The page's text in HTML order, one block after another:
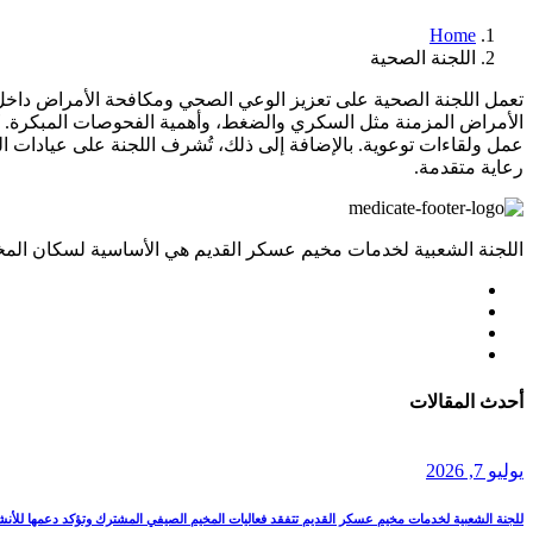
Home
اللجنة الصحية
تعمل اللجنة الصحية على تعزيز الوعي الصحي ومكافحة الأمراض
الأمراض المزمنة مثل السكري والضغط، وأهمية الفحوصات
عمل ولقاءات توعوية. بالإضافة إلى ذلك، تُشرف اللجنة على عيادات
رعاية متقدمة.
اللجنة الشعبية لخدمات مخيم عسكر القديم هي الأساسية لسكان
أحدث المقالات
يوليو 7
, 2026
للجنة الشعبية لخدمات مخيم عسكر القديم تتفقد فعاليات المخيم الصيفي المشترك وتؤكد دعمها